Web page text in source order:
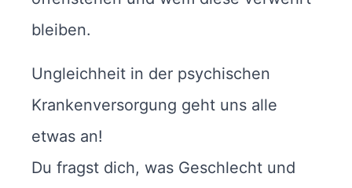
bleiben.
Ungleichheit in der psychischen
Krankenversorgung geht uns alle
etwas an!
Du fragst dich, was Geschlecht und